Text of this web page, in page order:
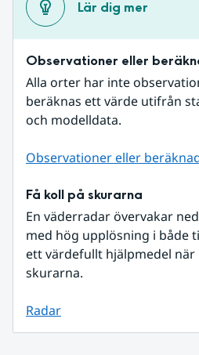
Lär dig mer
Observationer eller
Alla orter har inte
beräknas ett värde utifrån
och modelldata.
Observationer eller
Få koll på skurarna
En väderradar övervakar
med hög upplösning i både
ett värdefullt hjälpmedel när
skurarna.
Radar